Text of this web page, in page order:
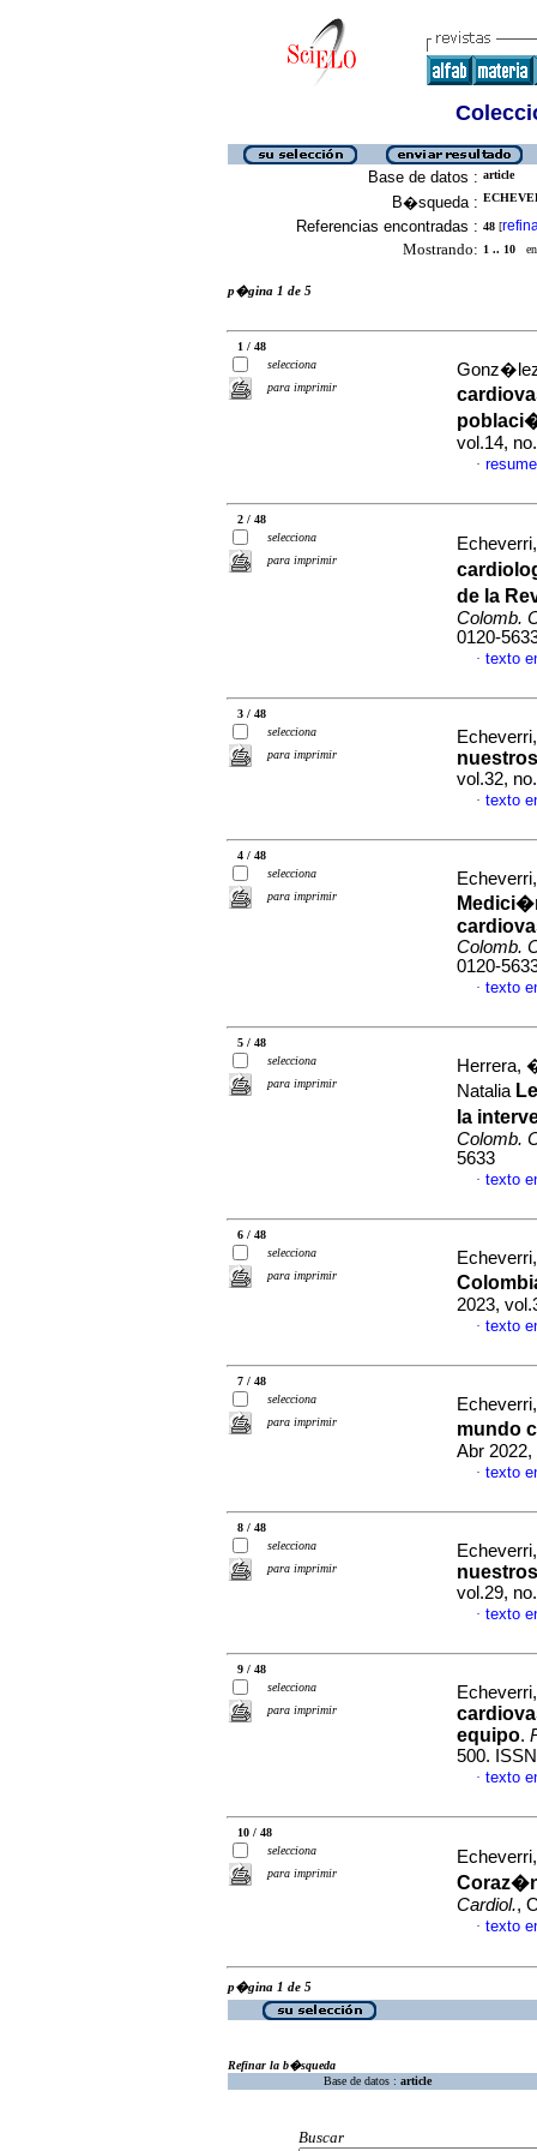
Base de datos : article
B�squeda :
Referencias encontradas : 48 [
Mostrando: 1 .. 10 en
p�gina 1 de 5
1 / 48
selecciona
para imprimir
vol.14,
·
2 / 48
selecciona
para imprimir
de la
Colomb.
0120-
· texto
3 / 48
selecciona
para imprimir
vol.32,
· texto
4 / 48
selecciona
para imprimir
Colomb.
0120-
· texto
5 / 48
selecciona
para imprimir
Herrera,
Natalia
la
Colomb.
5633
· texto
6 / 48
selecciona
para imprimir
2023,
· texto
7 / 48
selecciona
para imprimir
mundo
Abr 2022,
· texto
8 / 48
selecciona
para imprimir
vol.29,
· texto
9 / 48
selecciona
para imprimir
equipo.
500.
· texto
10 / 48
selecciona
para imprimir
Cardiol.,
· texto
p�gina 1 de 5
Refinar la b�squeda
Base de datos : article
Buscar